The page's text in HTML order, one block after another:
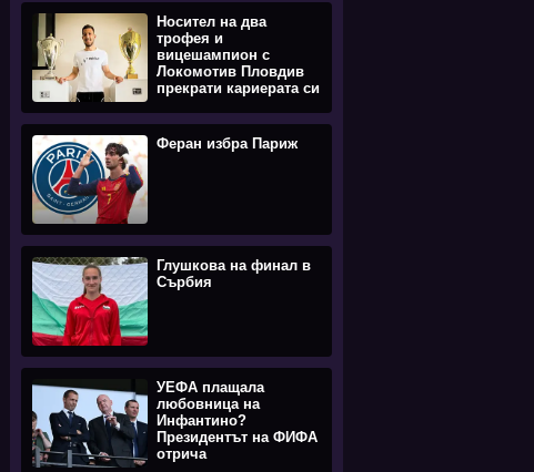
Носител на два
трофея и
вицешампион с
Локомотив Пловдив
прекрати кариерата си
Феран избра Париж
Глушкова на финал в
Сърбия
УЕФА плащала
любовница на
Инфантино?
Президентът на ФИФА
отрича